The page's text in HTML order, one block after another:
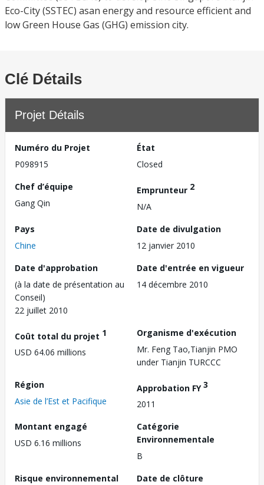
Eco-City (SSTEC) asan energy and resource efficient and
low Green House Gas (GHG) emission city.
Clé Détails
Projet Détails
Numéro du Projet
P098915
État
Closed
Chef d’équipe
Gang Qin
Emprunteur 2
N/A
Pays
Chine
Date de divulgation
12 janvier 2010
Date d'approbation
(à la date de présentation au
Conseil)
22 juillet 2010
Date d'entrée en vigueur
14 décembre 2010
Coût total du projet 1
USD 64.06 millions
Organisme d'exécution
Mr. Feng Tao,Tianjin PMO
under Tianjin TURCCC
Région
Asie de l’Est et Pacifique
Approbation FY3
2011
Montant engagé
USD 6.16 millions
Catégorie
Environnementale
B
Risque environnemental
Date de clôture